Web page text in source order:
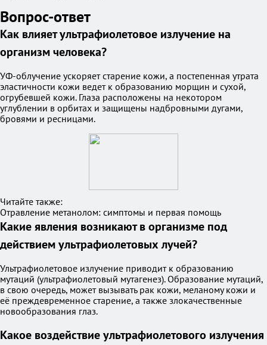
Вопрос-ответ
Как влияет ультрафиолетовое излучение на
организм человека?
УФ-облучение ускоряет старение кожи, а постепенная утрата
эластичности кожи ведет к образованию морщин и сухой,
огрубевшей кожи. Глаза расположены на некотором
углублении в орбитах и защищены надбровными дугами,
бровями и ресницами.
Читайте также:
Отравление метанолом: симптомы и первая помощь
Какие явления возникают в организме под
действием ультрафиолетовых лучей?
Ультрафиолетовое излучение приводит к образованию
мутаций (ультрафиолетовый мутагенез). Образование мутаций,
в свою очередь, может вызывать рак кожи, меланому кожи и
её преждевременное старение, а также злокачественные
новообразования глаз.
Какое воздействие ультрафиолетового излучения